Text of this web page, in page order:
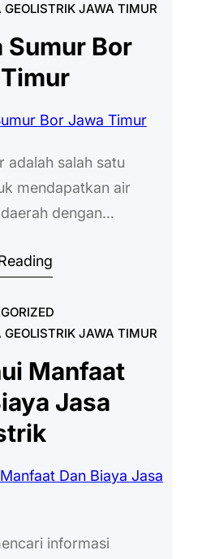
sumur bor sebagai
utama, penting untuk
perkiraan biaya
di Bojonegoro agar
anggaran
Biaya…
JAWA TIMUR
Sumur Bor
adalah salah satu
mendapatkan air
dengan
sumur bor tentunya
yang
sumur bor, termasuk
lahan yang
berapa kira-kira harga
Jawa Timur? Biaya
Sumur Bor Harga
JAWA TIMUR
Manfaat
Jasa
informasi